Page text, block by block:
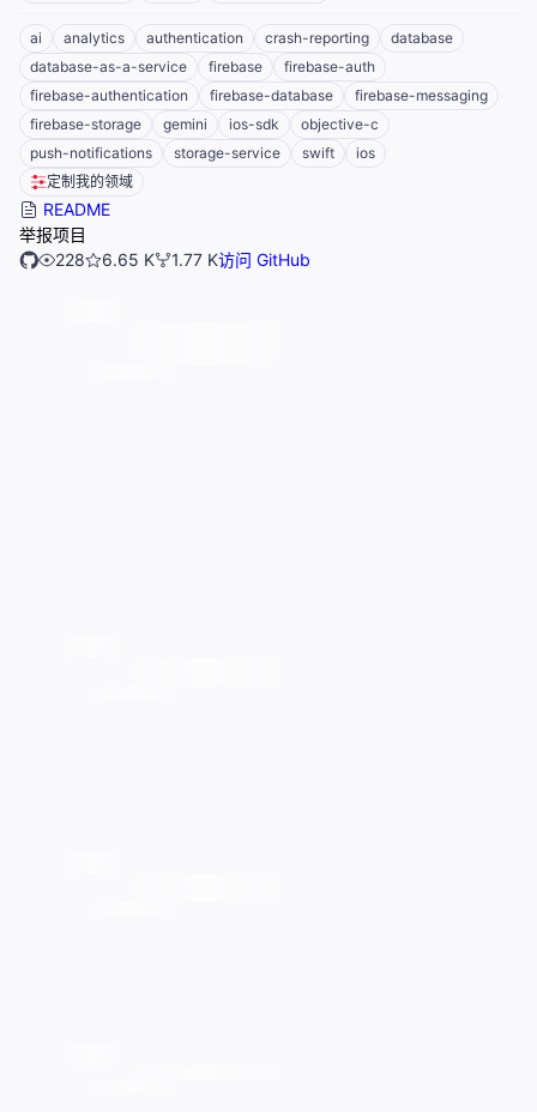
ai analytics authentication crash-reporting
database
database-as-a-service
firebase
firebase-auth
firebase-authentication
firebase-database
firebase-messaging
firebase-storage
gemini ios-sdk
objective-c
push-notifications
storage-service swift
ios
定制我的领域
README
举报项目
228
6.65 K 1.77 K访问 GitHub